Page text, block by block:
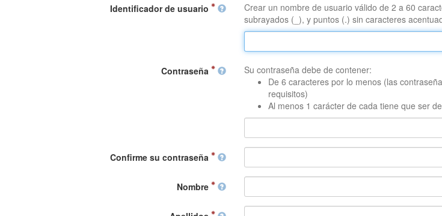
Identificador de usuario
Crear un nombre de usuario válido de 2 a 60
subrayados (_), y puntos (.) sin caracteres
Contraseña
Su contraseña debe de contener:
De 6 caracteres por lo menos (las
requisitos)
Al menos 1 carácter de cada tiene que ser
Confirme su contraseña
Nombre